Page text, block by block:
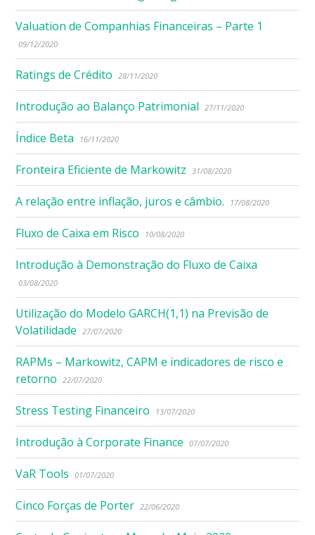
Valuation de Companhias Financeiras – Parte 1
09/12/2020
Ratings de Crédito 28/11/2020
Introdução ao Balanço Patrimonial 27/11/2020
Índice Beta 16/11/2020
Fronteira Eficiente de Markowitz 31/08/2020
A relação entre inflação, juros e câmbio. 17/08/2020
Fluxo de Caixa em Risco 10/08/2020
Introdução à Demonstração do Fluxo de Caixa
03/08/2020
Utilização do Modelo GARCH(1,1) na Previsão de
Volatilidade
27/07/2020
RAPMs – Markowitz, CAPM e indicadores de risco e
retorno
22/07/2020
Stress Testing Financeiro 13/07/2020
Introdução à Corporate Finance 07/07/2020
VaR Tools 01/07/2020
Cinco Forças de Porter 22/06/2020